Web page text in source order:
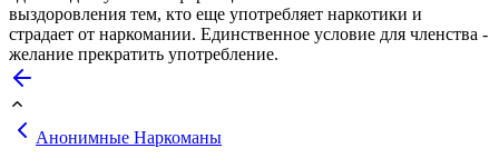
выздоровления тем, кто еще употребляет наркотики и
страдает от наркомании. Единственное условие для членства -
желание прекратить употребление.
Анонимные Наркоманы